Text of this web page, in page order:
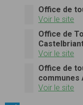
Office de
Voir le site
Office de
Voir le site
Office de
communes
Voir le site